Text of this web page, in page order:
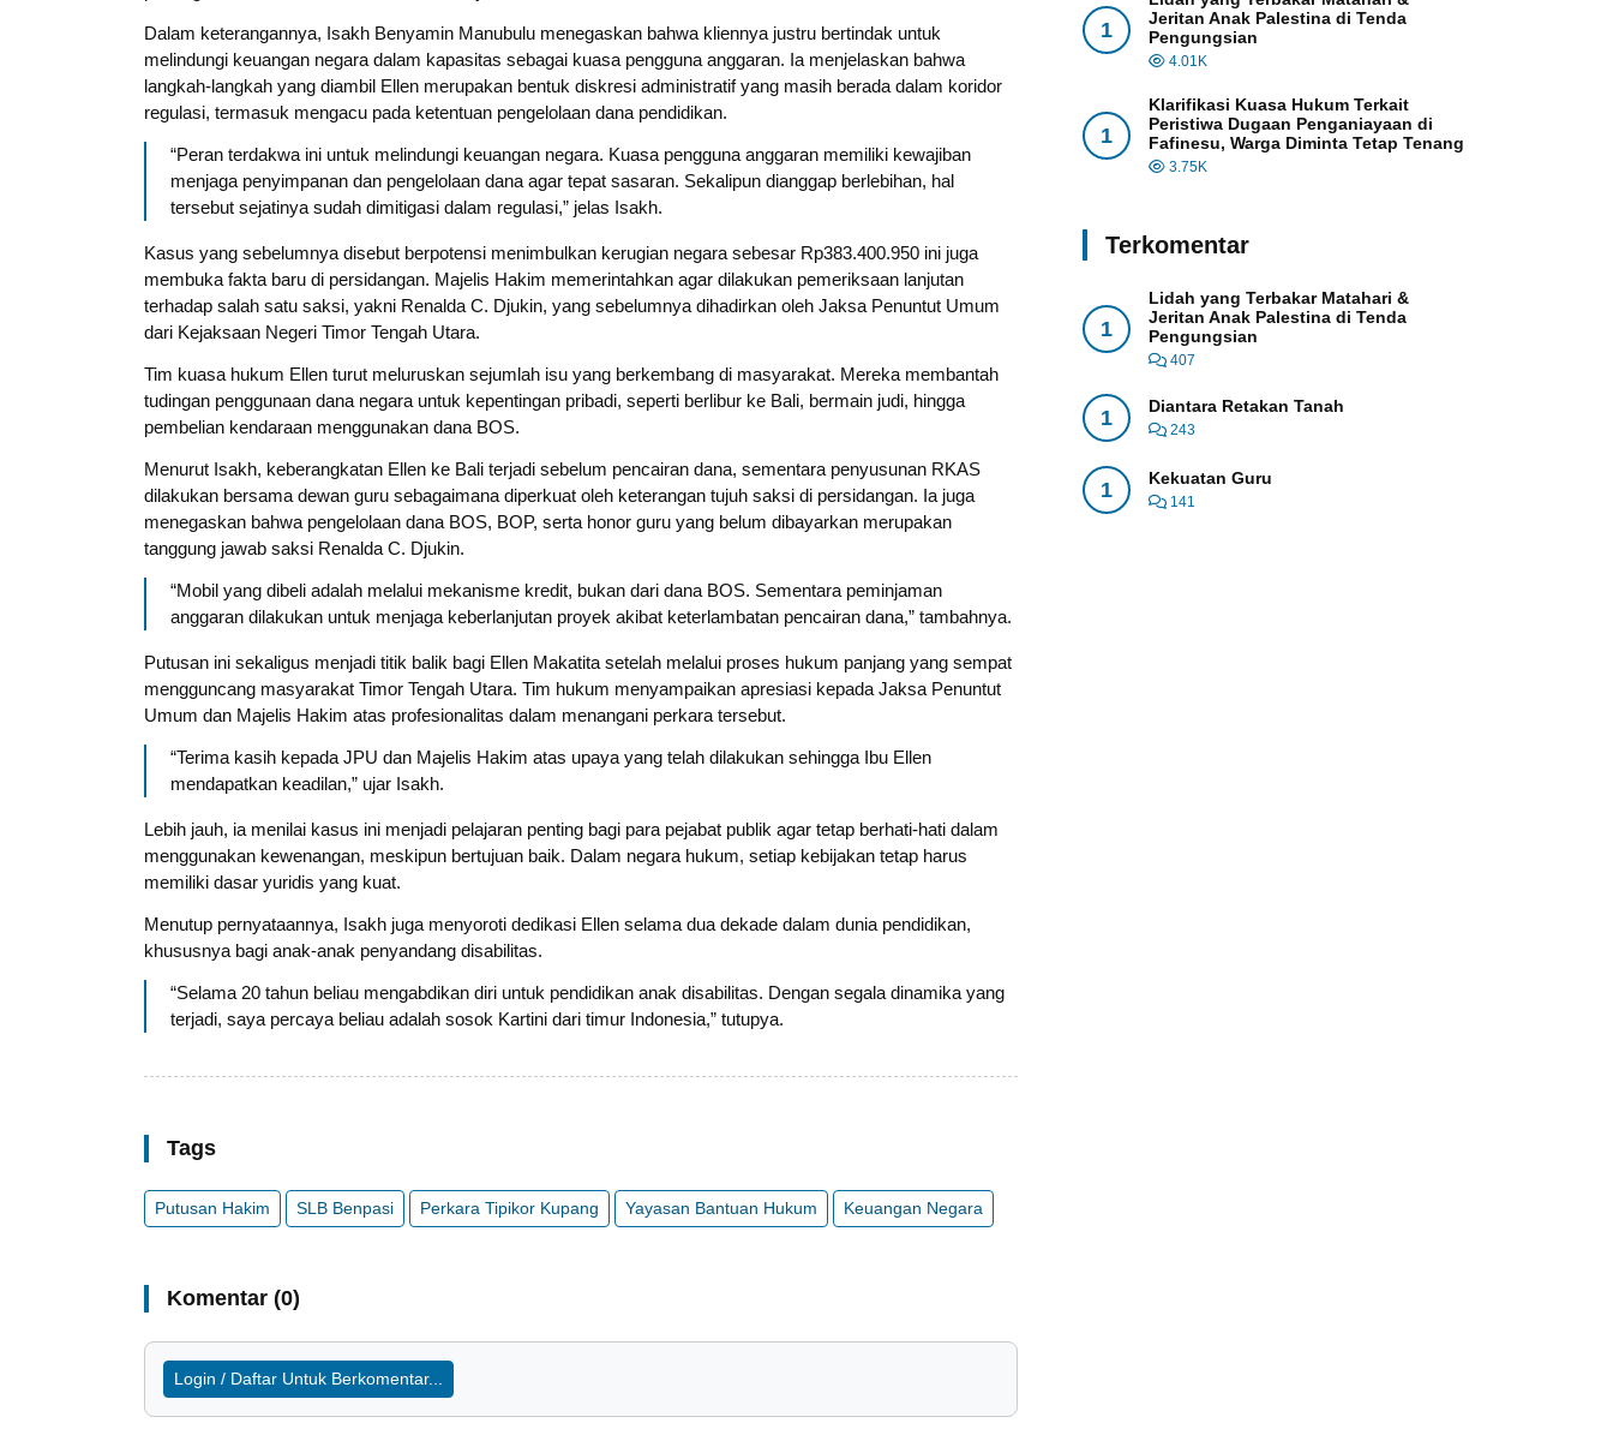
Dalam keterangannya, Isakh Benyamin Manubulu menegaskan bahwa kliennya justru bertindak untuk
melindungi keuangan negara dalam kapasitas sebagai kuasa pengguna anggaran. Ia menjelaskan bahwa
langkah-langkah yang diambil Ellen merupakan bentuk diskresi administratif yang masih berada dalam koridor
regulasi, termasuk mengacu pada ketentuan pengelolaan dana pendidikan.
“Peran terdakwa ini untuk melindungi keuangan negara. Kuasa pengguna anggaran memiliki kewajiban
menjaga penyimpanan dan pengelolaan dana agar tepat sasaran. Sekalipun dianggap berlebihan, hal
tersebut sejatinya sudah dimitigasi dalam regulasi,” jelas Isakh.
Kasus yang sebelumnya disebut berpotensi menimbulkan kerugian negara sebesar Rp383.400.950 ini juga
membuka fakta baru di persidangan. Majelis Hakim memerintahkan agar dilakukan pemeriksaan lanjutan
terhadap salah satu saksi, yakni Renalda C. Djukin, yang sebelumnya dihadirkan oleh Jaksa Penuntut Umum
dari Kejaksaan Negeri Timor Tengah Utara.
Tim kuasa hukum Ellen turut meluruskan sejumlah isu yang berkembang di masyarakat. Mereka membantah
tudingan penggunaan dana negara untuk kepentingan pribadi, seperti berlibur ke Bali, bermain judi, hingga
pembelian kendaraan menggunakan dana BOS.
Menurut Isakh, keberangkatan Ellen ke Bali terjadi sebelum pencairan dana, sementara penyusunan RKAS
dilakukan bersama dewan guru sebagaimana diperkuat oleh keterangan tujuh saksi di persidangan. Ia juga
menegaskan bahwa pengelolaan dana BOS, BOP, serta honor guru yang belum dibayarkan merupakan
tanggung jawab saksi Renalda C. Djukin.
“Mobil yang dibeli adalah melalui mekanisme kredit, bukan dari dana BOS. Sementara peminjaman
anggaran dilakukan untuk menjaga keberlanjutan proyek akibat keterlambatan pencairan dana,” tambahnya.
Putusan ini sekaligus menjadi titik balik bagi Ellen Makatita setelah melalui proses hukum panjang yang sempat
mengguncang masyarakat Timor Tengah Utara. Tim hukum menyampaikan apresiasi kepada Jaksa Penuntut
Umum dan Majelis Hakim atas profesionalitas dalam menangani perkara tersebut.
“Terima kasih kepada JPU dan Majelis Hakim atas upaya yang telah dilakukan sehingga Ibu Ellen
mendapatkan keadilan,” ujar Isakh.
Lebih jauh, ia menilai kasus ini menjadi pelajaran penting bagi para pejabat publik agar tetap berhati-hati dalam
menggunakan kewenangan, meskipun bertujuan baik. Dalam negara hukum, setiap kebijakan tetap harus
memiliki dasar yuridis yang kuat.
Menutup pernyataannya, Isakh juga menyoroti dedikasi Ellen selama dua dekade dalam dunia pendidikan,
khususnya bagi anak-anak penyandang disabilitas.
“Selama 20 tahun beliau mengabdikan diri untuk pendidikan anak disabilitas. Dengan segala dinamika yang
terjadi, saya percaya beliau adalah sosok Kartini dari timur Indonesia,” tutupya.
Tags
Putusan Hakim SLB Benpasi Perkara Tipikor Kupang Yayasan Bantuan Hukum Keuangan Negara
Komentar (0)
Login / Daftar Untuk Berkomentar...
1
Jeritan Anak Palestina di Tenda
Pengungsian
4.01K
1
Klarifikasi Kuasa Hukum Terkait
Peristiwa Dugaan Penganiayaan di
Fafinesu, Warga Diminta Tetap Tenang
3.75K
Terkomentar
1
Lidah yang Terbakar Matahari &
Jeritan Anak Palestina di Tenda
Pengungsian
407
1 Diantara Retakan Tanah
243
1 Kekuatan Guru
141